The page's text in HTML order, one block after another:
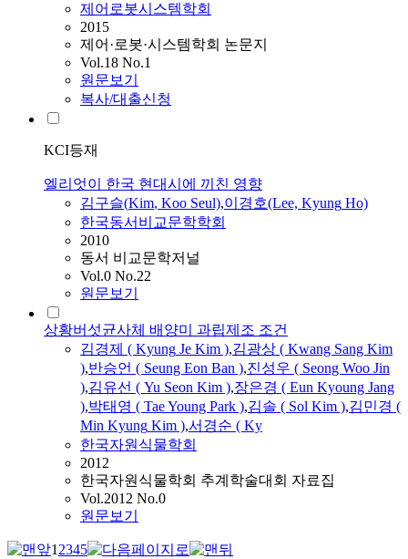
제어로봇시스템학회
2015
제어·로봇·시스템학회 논문지
Vol.18 No.1
원문보기
복사/대출신청
KCI등재
엘리엇이 한국 현대시에 끼친 영향
김구슬(Kim, Koo Seul),이경호(Lee, Kyung Ho)
한국동서비교문학학회
2010
동서 비교문학저널
Vol.0 No.22
원문보기
상황버섯균사체 배양미 과립제조 조건
김경제 ( Kyung Je Kim ),김광상 ( Kwang Sang Kim
),반승언 ( Seung Eon Ban ),진성우 ( Seong Woo Jin
),김유선 ( Yu Seon Kim ),장은경 ( Eun Kyoung Jang
),박태영 ( Tae Young Park ),김솔 ( Sol Kim ),김민경 (
Min Kyung Kim ),서경순 ( Ky
한국자원식물학회
2012
한국자원식물학회 추계학술대회 자료집
Vol.2012 No.0
원문보기
12345